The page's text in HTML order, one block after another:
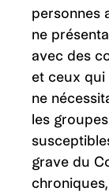
personnes
ne
avec des
et ceux qui
ne
les
grave du